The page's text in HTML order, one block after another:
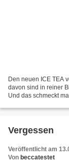
Den neuen ICE TEA
davon sind in reiner
Und das schmeckt
Vergessen
Veröffentlicht am
Von beccatestet